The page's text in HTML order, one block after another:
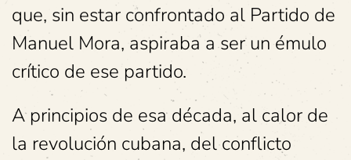
que, sin estar confrontado al Partido de
Manuel Mora, aspiraba a ser un émulo
crítico de ese partido.
A principios de esa década, al calor de
la revolución cubana, del conflicto